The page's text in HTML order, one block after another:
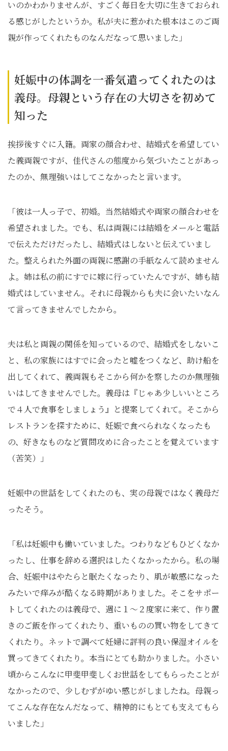
いのかわかりませんが、すごく毎日を大切に生きておられ
る感じがしたというか。私が夫に惹かれた根本はこのご両
親が作ってくれたものなんだなって思いました」
妊娠中の体調を一番気遣ってくれたのは
義母。母親という存在の大切さを初めて
知った
挨拶後すぐに入籍。両家の顔合わせ、結婚式を希望してい
た義両親ですが、佳代さんの態度から気づいたことがあっ
たのか、無理強いはしてこなかったと言います。
「彼は一人っ子で、初婚。当然結婚式や両家の顔合わせを
希望されました。でも、私は両親には結婚をメールと電話
で伝えただけだったし、結婚式はしないと伝えていまし
た。整えられた外面の両親に感謝の手紙なんて読めません
よ。姉は私の前にすでに嫁に行っていたんですが、姉も結
婚式はしていません。それに母親からも夫に会いたいなん
て言ってきませんでしたから。
夫は私と両親の関係を知っているので、結婚式をしないこ
と、私の家族にはすでに会ったと嘘をつくなど、助け船を
出してくれて、義両親もそこから何かを察したのか無理強
いはしてきませんでした。義母は『じゃあ少しいいところ
で４人で食事をしましょう』と提案してくれて。そこから
レストランを探すために、妊娠で食べられなくなったも
の、好きなものなど質問攻めに合ったことを覚えています
（苦笑）」
妊娠中の世話をしてくれたのも、実の母親ではなく義母だ
ったそう。
「私は妊娠中も働いていました。つわりなどもひどくなか
ったし、仕事を辞める選択はしたくなかったから。私の場
合、妊娠中はやたらと眠たくなったり、肌が敏感になった
みたいで痒みが酷くなる時期がありました。そこをサポー
トしてくれたのは義母で、週に１～２度家に来て、作り置
きのご飯を作ってくれたり、重いものの買い物をしてきて
くれたり。ネットで調べて妊婦に評判の良い保湿オイルを
買ってきてくれたり。本当にとても助かりました。小さい
頃からこんなに甲斐甲斐しくお世話をしてもらったことが
なかったので、少しむずがゆい感じがしましたね。母親っ
てこんな存在なんだなって、精神的にもとても支えてもら
いました」